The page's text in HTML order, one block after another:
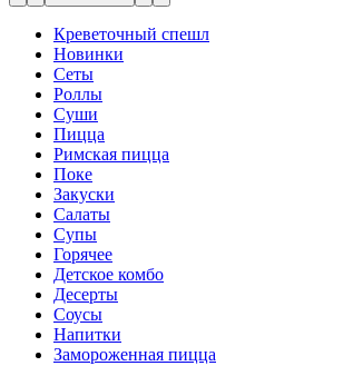
Креветочный спешл
Новинки
Сеты
Роллы
Суши
Пицца
Римская пицца
Поке
Закуски
Салаты
Супы
Горячее
Детское комбо
Десерты
Соусы
Напитки
Замороженная пицца